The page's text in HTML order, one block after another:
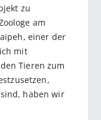
zu
am
einer der
mit
Tieren zum
haben wir